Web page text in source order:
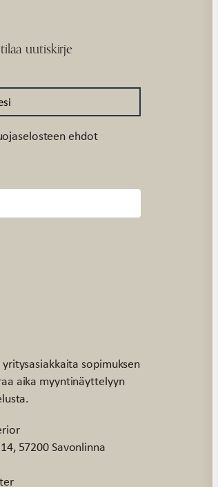
uutiskirje
ehdot
sopimuksen
aika myyntinäyttelyyn
57200 Savonlinna